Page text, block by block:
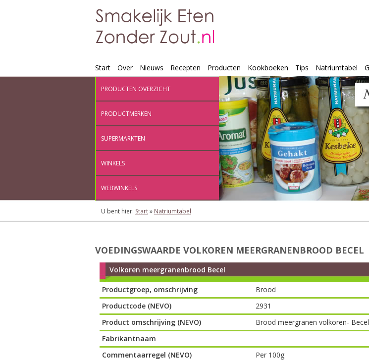
Start Over Nieuws Recepten Producten Kookboeken Tips Natriumtabel
PRODUCTEN OVERZICHT
PRODUCTMERKEN
SUPERMARKTEN
WINKELS
WEBWINKELS
U bent hier: Start» Natriumtabel
VOEDINGSWAARDE VOLKOREN MEERGRANENBROOD BECEL
Volkoren meergranenbrood Becel
Productgroep, omschrijving
Brood
Productcode (NEVO)
2931
Product omschrijving (NEVO)
Brood meergranen volkoren- Becel
Fabrikantnaam
Commentaarregel (NEVO)
Per 100g